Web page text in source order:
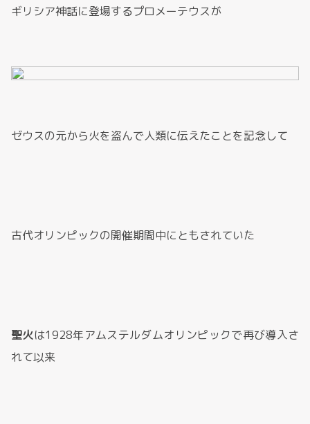
ギリシア神話に登場するプロメーテウスが
ゼウスの元から火を盗んで人類に伝えたことを記念して
古代オリンピックの開催期間中にともされていた
聖火は1928年アムステルダムオリンピックで再び導入さ
れて以来